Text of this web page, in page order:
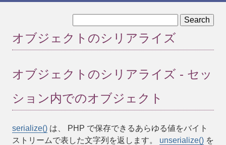
オブジェクトのシリアライズ
オブジェクトのシリアライズ - セッ
ション内でのオブジェクト
serialize() は、 PHP で保存できるあらゆる値をバイト
ストリームで表した文字列を返します。 unserialize() を